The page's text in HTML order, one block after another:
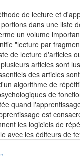
de lecture et
dans une liste
un volume
"lecture par
de lecture d'articles
articles sont
des articles
algorithme de
de
quand
est
les logiciels de
avec les éditeurs de